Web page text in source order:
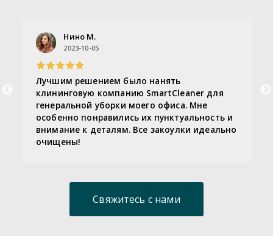
Нино М.
2023-10-05
Лучшим решением было нанять
клининговую компанию SmartCleaner для
генеральной уборки моего офиса. Мне
особенно понравились их пунктуальность и
внимание к деталям. Все закоулки идеально
очищены!
Свяжитесь с нами